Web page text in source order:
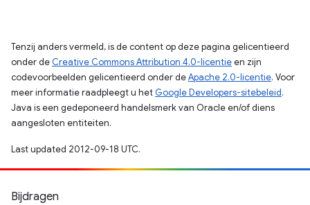
Tenzij anders vermeld, is de content op deze pagina gelicentieerd
onder de Creative Commons Attribution 4.0-licentieen zijn
codevoorbeelden gelicentieerd onder deApache 2.0-licentie. Voor
meer informatie raadpleegt u het Google Developers-sitebeleid.
Java is een gedeponeerd handelsmerk van Oracle en/of diens
aangesloten entiteiten.
Last updated 2012-09-18 UTC.
Bijdragen